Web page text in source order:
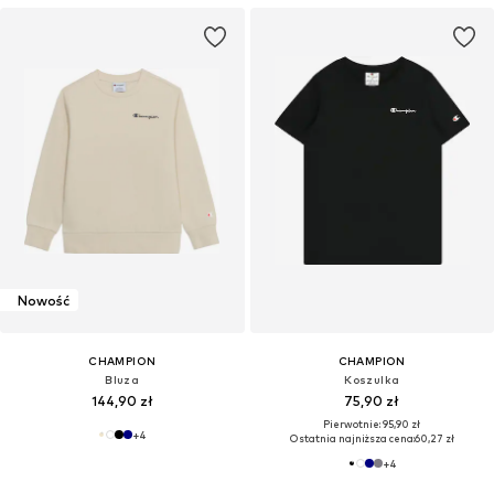
Nowość
CHAMPION
Bluza
144,90 zł
+4
CHAMPION
Koszulka
75,90 zł
Pierwotnie: 95,90 zł
Ostatnia najniższa cena:60,27 zł
+4